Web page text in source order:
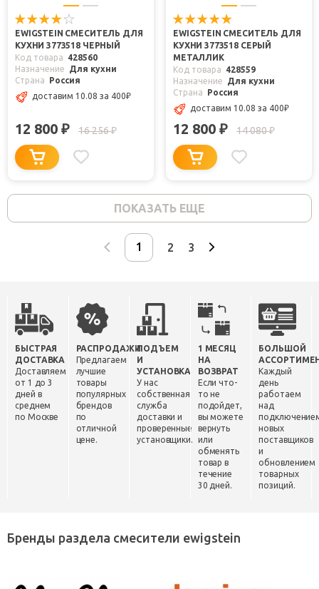
EWIGSTEIN СМЕСИТЕЛЬ ДЛЯ
КУХНИ 3773518 ЧЕРНЫЙ
Код товара
428560
Назначение
Для кухни
Страна
Россия
доставим 10.08 за 400₽
12 800 ₽ 16 256₽
EWIGSTEIN СМЕСИТЕЛЬ ДЛЯ
КУХНИ 3773518 СЕРЫЙ
МЕТАЛЛИК
Код товара
428559
Назначение
Для кухни
Страна
Россия
доставим 10.08 за 400₽
12 800 ₽ 14 080₽
ПОКАЗАТЬ ЕЩЕ
2 3
БЫСТРАЯ
ДОСТАВКА
Доставляем
от 1 до 3
дней в
среднем
по Москве
РАСПРОДАЖИ
Предлагаем
лучшие
товары
популярных
брендов
по
отличной
цене.
ПОДЪЕМ
И
УСТАНОВКА
У нас
собственная
служба
доставки и
проверенные
установщики.
1 МЕСЯЦ
НА
ВОЗВРАТ
Если что-
то не
подойдет,
вы можете
вернуть
или
обменять
товар в
течение
30 дней.
БОЛЬШОЙ
Каждый
день
работаем
над
новых
поставщиков
и
обновлением
товарных
позиций.
Бренды раздела смесители ewigstein